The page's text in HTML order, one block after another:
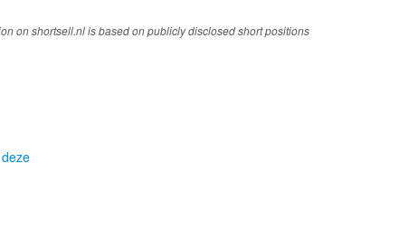
on shortsell.nl is based on publicly disclosed short positions